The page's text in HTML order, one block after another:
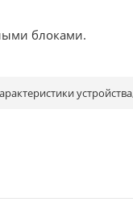
блоками.